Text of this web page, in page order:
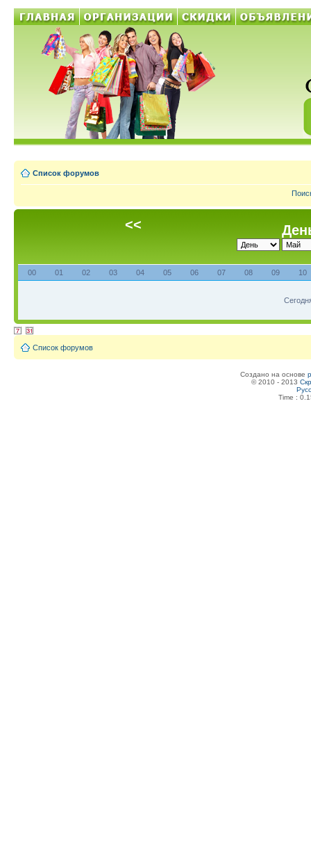
Список форумов
<<
00 01 02 03 04 05 06 07 08 09 10
Список форумов
Создано на основе
© 2010 - 2013
Time :